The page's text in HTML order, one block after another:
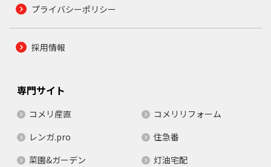
プライバシーポリシー
採用情報
専門サイト
コメリ産直
コメリリフォーム
レンガ.pro
住急番
菜園&ガーデン
灯油宅配